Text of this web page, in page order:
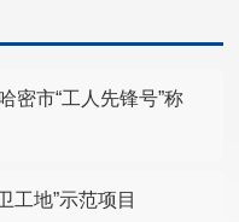
密市“工人先锋号”称
工地”示范项目